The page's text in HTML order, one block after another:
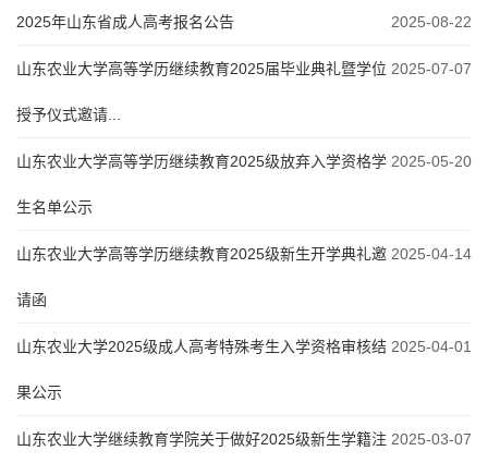
2025-08-22
2025年山东省成人高考报名公告
2025-07-07
山东农业大学高等学历继续教育2025届毕业典礼暨学位
授予仪式邀请...
2025-05-20
山东农业大学高等学历继续教育2025级放弃入学资格学
生名单公示
2025-04-14
山东农业大学高等学历继续教育2025级新生开学典礼邀
请函
2025-04-01
山东农业大学2025级成人高考特殊考生入学资格审核结
果公示
2025-03-07
山东农业大学继续教育学院关于做好2025级新生学籍注